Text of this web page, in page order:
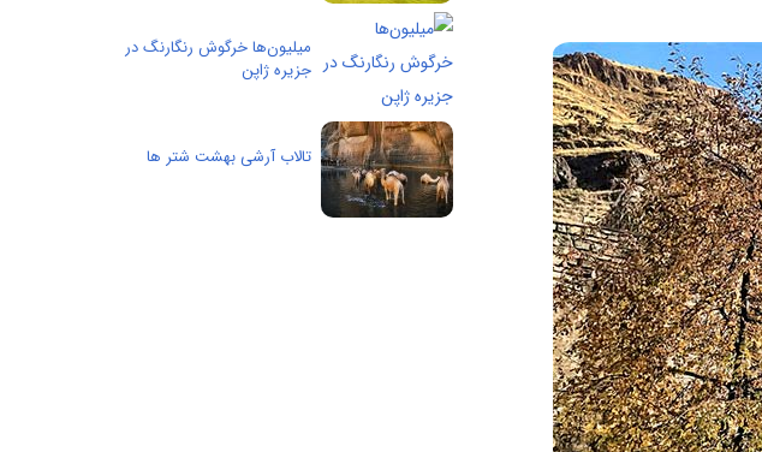
میلیون‌ها خرگوش رنگارنگ در
جزیره ژاپن
تالاب آرشی بهشت شتر ها